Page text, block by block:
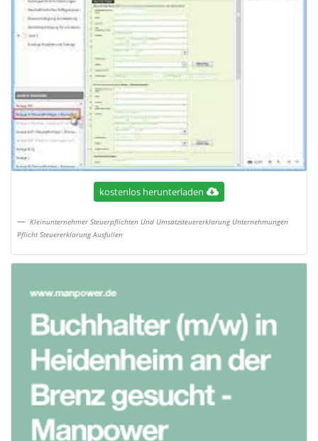
kostenlos herunterladen
Kleinunternehmer Steuerpflichten Und Umsatzsteuererklarung Unternehmungen
Pflicht Steuererklarung Ausfullen